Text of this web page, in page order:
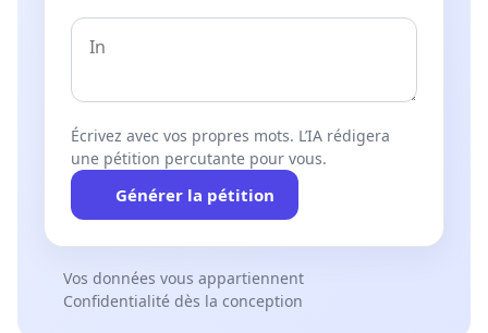
Écrivez avec vos propres mots. L’IA rédigera
une pétition percutante pour vous.
Générer la pétition
Vos données vous appartiennent
Confidentialité dès la conception